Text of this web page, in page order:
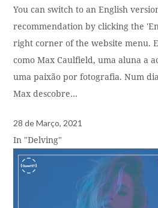
You can switch to an English
recommendation by clicking the
right corner of the website menu.
como Max Caulfield, uma aluna a
uma paixão por fotografia. Num
Max descobre…
28 de Março, 2021
In "Delving"